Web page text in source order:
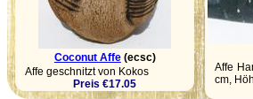
Coconut Affe(ecsc)
Affe geschnitzt von Kokos
Preis €17.05
Affe
cm,